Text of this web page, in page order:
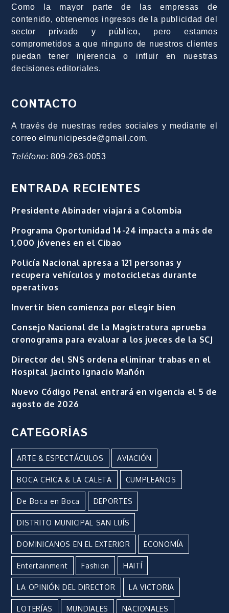
Como la mayor parte de las empresas de
contenido, obtenemos ingresos de la publicidad del
sector privado y público, pero estamos
comprometidos a que ninguno de nuestros clientes
puedan tener injerencia o influir en nuestras
decisiones editoriales.
CONTACTO
A través de nuestras redes sociales y mediante el
correo elmunicipesde@gmail.com.
Teléfono: 809-263-0053
ENTRADA RECIENTES
Presidente Abinader viajará a Colombia
Programa Oportunidad 14-24 impacta a más de
1,000 jóvenes en el Cibao
Policía Nacional apresa a 121 personas y
recupera vehículos y motocicletas durante
operativos
Invertir bien comienza por elegir bien
Consejo Nacional de la Magistratura aprueba
cronograma para evaluar a los jueces de la SCJ
Director del SNS ordena eliminar trabas en el
Hospital Jacinto Ignacio Mañón
Nuevo Código Penal entrará en vigencia el 5 de
agosto de 2026
CATEGORÍAS
ARTE & ESPECTÁCULOS AVIACIÓN
BOCA CHICA & LA CALETA CUMPLEAÑOS
De Boca en Boca DEPORTES
DISTRITO MUNICIPAL SAN LUÍS
DOMINICANOS EN EL EXTERIOR ECONOMÍA
Entertainment Fashion HAITÍ
LA OPINIÓN DEL DIRECTOR LA VICTORIA
LOTERÍAS MUNDIALES NACIONALES